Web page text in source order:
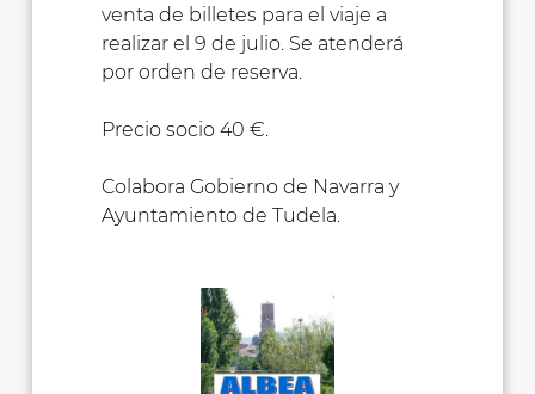
venta de billetes para el viaje a
realizar el 9 de julio. Se atenderá
por orden de reserva.
Precio socio 40 €.
Colabora Gobierno de Navarra y
Ayuntamiento de Tudela.